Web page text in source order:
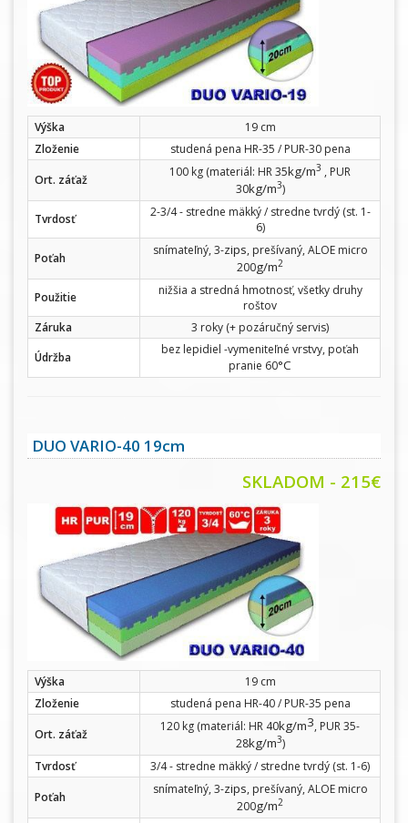
Výška
19 cm
Zloženie
studená pena HR-35 / PUR-30 pena
Ort. záťaž
100 kg (materiál: HR 35kg/m3 , PUR
30kg/m3)
Tvrdosť
2-3/4 - stredne mäkký / stredne tvrdý (st. 1-
6)
Poťah
snímateľný, 3-zips, prešívaný, ALOE micro
200g/m2
Použitie
nižšia a stredná hmotnosť, všetky druhy
roštov
Záruka
3 roky (+ pozáručný servis)
Údržba
bez lepidiel -vymeniteľné vrstvy, poťah
pranie 60°C
DUO VARIO-40 19cm
SKLADOM - 215€
Výška
19 cm
Zloženie
studená pena HR-40 / PUR-35 pena
Ort. záťaž
120 kg (materiál: HR 40kg/m3, PUR 35-
28kg/m3)
Tvrdosť
3/4 - stredne mäkký / stredne tvrdý (st. 1-6)
Poťah
snímateľný, 3-zips, prešívaný, ALOE micro
200g/m2